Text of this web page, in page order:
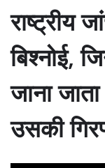
राष्ट्रीय
बिश्नोई,
जाना
उसकी